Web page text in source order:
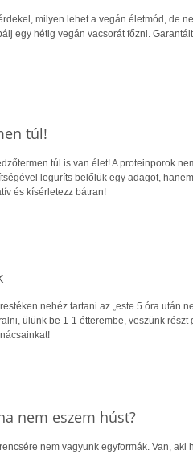
milyen lehet a vegán életmód, de
egy hétig vegán vacsorát főzni.
túl!
túl is van élet! A proteinporok
leguríts belőlük egy adagot,
és kísérletezz bátran!
nehéz tartani az „este 5 óra után
ülünk be 1-1 étterembe, veszünk
nem eszem húst?
nem vagyunk egyformák. Van,